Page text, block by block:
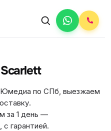
Юмедиа по СПб, выезжаем
за 1 день —
гарантией.